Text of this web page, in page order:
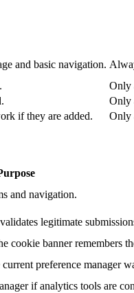
and basic navigation.
Only
Only
if they are added. Only
and navigation.
legitimate
cookie banner remembers
preference manager
if analytics tools are